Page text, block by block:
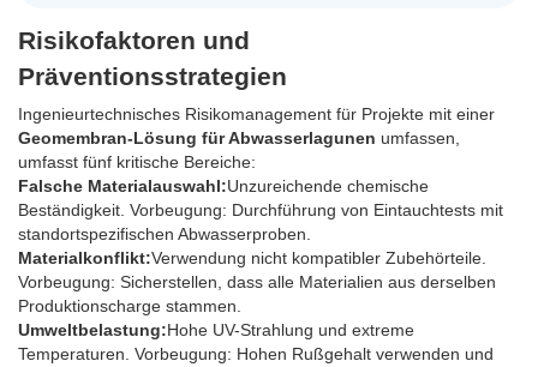
Risikofaktoren und
Präventionsstrategien
Ingenieurtechnisches Risikomanagement für Projekte mit einer
Geomembran-Lösung für Abwasserlagunen umfassen,
umfasst fünf kritische Bereiche:
Falsche Materialauswahl:Unzureichende chemische
Beständigkeit. Vorbeugung: Durchführung von Eintauchtests mit
standortspezifischen Abwasserproben.
Materialkonflikt:Verwendung nicht kompatibler Zubehörteile.
Vorbeugung: Sicherstellen, dass alle Materialien aus derselben
Produktionscharge stammen.
Umweltbelastung:Hohe UV-Strahlung und extreme
Temperaturen. Vorbeugung: Hohen Rußgehalt verwenden und